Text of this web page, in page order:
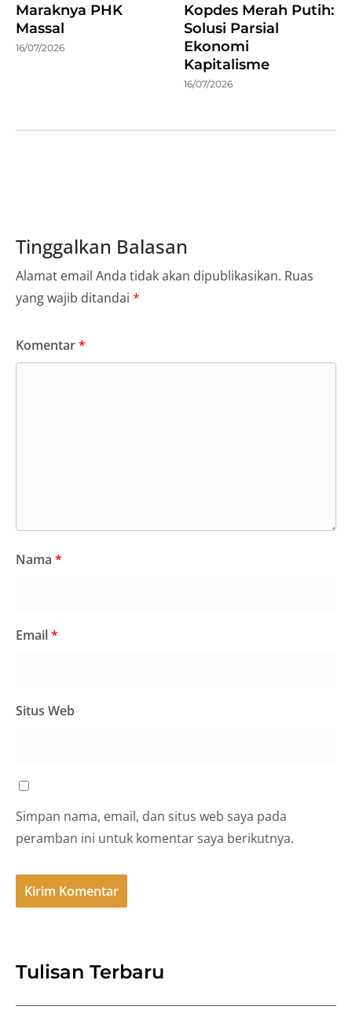
Maraknya PHK
Massal
16/07/2026
Kopdes Merah Putih:
Solusi Parsial
Ekonomi
Kapitalisme
16/07/2026
Tinggalkan Balasan
Alamat email Anda tidak akan dipublikasikan. Ruas
yang wajib ditandai *
Komentar*
Nama *
Email*
Situs Web
Simpan nama, email, dan situs web saya pada
peramban ini untuk komentar saya berikutnya.
Tulisan Terbaru